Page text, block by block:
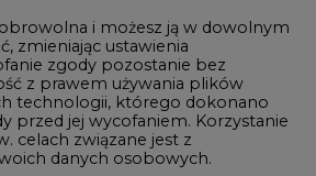
i możesz ją w dowolnym
zmieniając ustawienia
zgody pozostanie bez
z prawem używania plików
technologii, którego dokonano
przed jej wycofaniem. Korzystanie
celach związane jest z
danych osobowych.